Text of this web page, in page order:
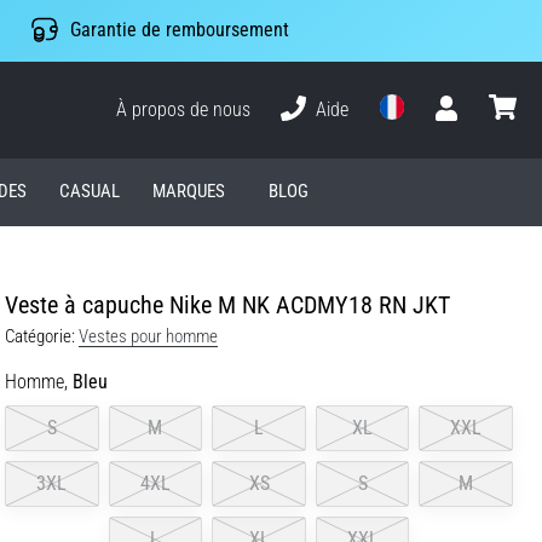
Garantie de remboursement
À propos de nous
Aide
CASUAL MARQUES BLOG
Veste à capuche Nike M NK ACDMY18 RN JKT
Catégorie:Vestes pour homme
Homme, Bleu
S
M L XL XXL
3XL 4XL XS S M